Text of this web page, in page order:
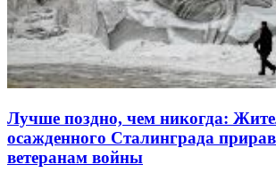
Лучше поздно, чем никогда:
осажденного Сталинграда
ветеранам войны